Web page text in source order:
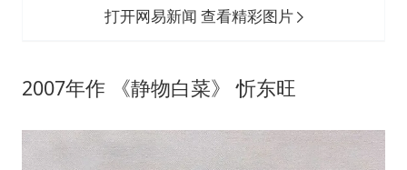
打开网易新闻 查看精彩图片
2007年作 《静物白菜》 忻东旺